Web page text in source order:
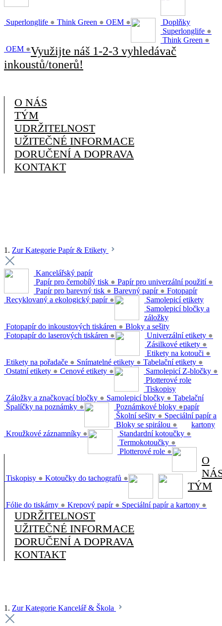
Superlonglife ● Think Green ● OEM ●
Doplňky
Superlonglife ●
Think Green ●
OEM ●Využijte náš 1-2-3 vyhledávač
inkoustů/tonerů!
O NÁS
TÝM
UDRŽITELNOST
UŽITEČNÉ INFORMACE
DORUČENÍ A DOPRAVA
KONTAKT
1. Zur Kategorie Papír & Etikety
Kancelářský papír
Papír pro černobílý tisk ● Papír pro univerzální použití ●
Papír pro barevný tisk ● Barevný papír ●
Recyklovaný a ekologický papír ●
Fotopapír
Fotopapír do inkoustových tiskáren ●
Fotopapír do laserových tiskáren ●
Samolepicí etikety
Univerzální etikety ●
Zásilkové etikety ●
Etikety na kotouči ●
Etikety na pořadače ● Snímatelné etikety ● Tabelační etikety ●
Ostatní etikety ● Cenové etikety ●
Samolepicí bločky a
záložky
Samolepicí Z-bločky ●
Záložky a značkovací bločky ● Samolepicí bločky ●
Špalíčky na poznámky ●
Bloky a sešity
Poznámkové bloky ●
Školní sešity ●
Bloky se spirálou ●
Kroužkové záznamníky ●
Plotterové role
Standardní kotoučky ●
Termokotoučky ●
Plotterové role ●
Tiskopisy
Tiskopisy ● Kotoučky do tachografů ●
Tabelační
papír
Speciální papír a
kartony
Fólie do tiskárny ● Krepový papír ● Speciální papír a kartony ●
O
TÝM
UDRŽITELNOST
UŽITEČNÉ INFORMACE
DORUČENÍ A DOPRAVA
KONTAKT
1. Zur Kategorie Kancelář & Škola